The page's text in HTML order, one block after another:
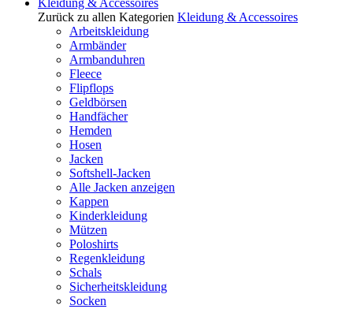
Kleidung & Accessoires
Zurück zu allen Kategorien Kleidung & Accessoires
Arbeitskleidung
Armbänder
Armbanduhren
Fleece
Flipflops
Geldbörsen
Handfächer
Hemden
Hosen
Jacken
Softshell-Jacken
Alle Jacken anzeigen
Kappen
Kinderkleidung
Mützen
Poloshirts
Regenkleidung
Schals
Sicherheitskleidung
Socken